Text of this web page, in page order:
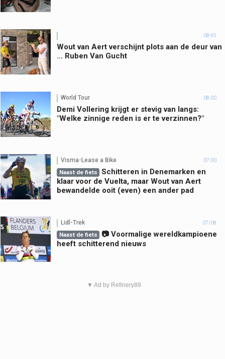
08:45
Wout van Aert verschijnt plots aan de deur van
... Ruben Van Gucht
World Tour 08:00
Demi Vollering krijgt er stevig van langs:
"Welke zinnige reden is er te verzinnen?"
Visma-Lease a Bike 07:00
Naast de fiets
Schitteren in Denemarken en
klaar voor de Vuelta, maar Wout van Aert
bewandelde ooit (even) een ander pad
Lidl-Trek 07/08
Naast de fiets
📷 Voormalige wereldkampioene
heeft schitterend nieuws
▼ Ad by Refinery89